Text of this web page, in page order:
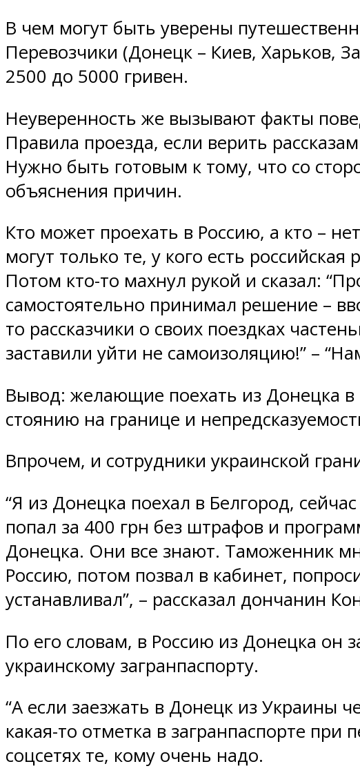
В чем могут быть уверены
Перевозчики (Донецк – Киев, Харьков,
2500 до 5000 гривен.
Неуверенность же вызывают факты
Правила проезда, если верить
Нужно быть готовым к тому, что со
объяснения причин.
Кто может проехать в Россию, а кто –
могут только те, у кого есть
Потом кто-то махнул рукой и сказал:
самостоятельно принимал решение –
то рассказчики о своих поездках
заставили уйти не самоизоляцию!” –
Вывод: желающие поехать из Донецка
стоянию на границе и
Впрочем, и сотрудники украинской
“Я из Донецка поехал в Белгород,
попал за 400 грн без штрафов и
Донецка. Они все знают. Таможенник
Россию, потом позвал в кабинет,
устанавливал”, – рассказал дончанин
По его словам, в Россию из Донецка он
украинскому загранпаспорту.
“А если заезжать в Донецк из Украины
какая-то отметка в загранпаспорте при
соцсетях те, кому очень надо.